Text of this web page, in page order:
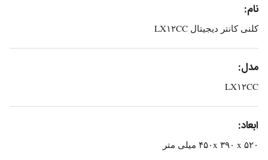
نام:
کلنی کانتر دیجیتال LX۱۲CC
مدل:
LX۱۲CC
ابعاد:
۴۵۰x ۳۹۰ x ۵۲۰ میلی متر